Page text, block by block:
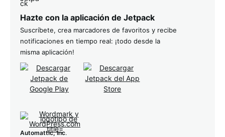
Hazte con la aplicación de Jetpack
Suscríbete, crea marcadores de favoritos y recibe
notificaciones en tiempo real: ¡todo desde la
misma aplicación!
Automattic, Inc.